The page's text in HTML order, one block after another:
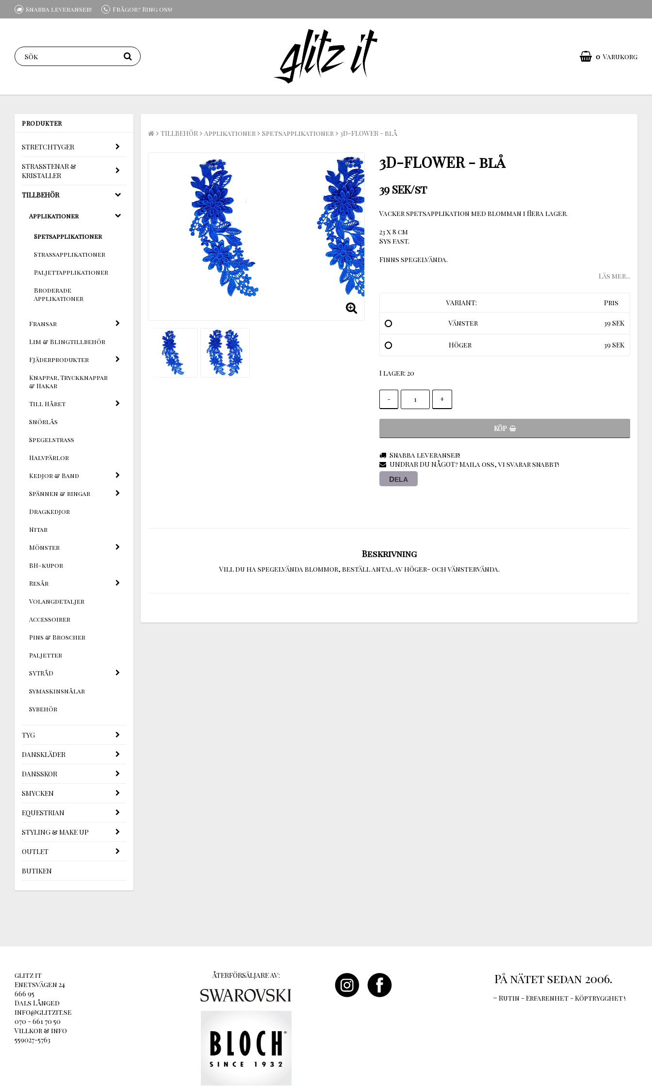
Snabba leveranser! Frågor? Ring oss!
0 Varukorg
PRODUKTER
STRETCHTYGER
STRASSTENAR &
KRISTALLER
TILLBEHÖR
Applikationer
Spetsapplikationer
Strassapplikationer
Paljettapplikationer
Broderade
Applikationer
Fransar
Lim & Blingtillbehör
Fjäderprodukter
Knappar, Tryckknappar
& Hakar
Till Håret
Snörlås
Spegelstrass
Halvpärlor
Kedjor & Band
Spännen & ringar
Dragkedjor
Nitar
Mönster
BH-kupor
Resår
Volangdetaljer
Accessoirer
Pins & Broscher
Paljetter
SYTRÅD
Symaskinsnålar
Sybehör
TYG
DANSKLÄDER
DANSSKOR
SMYCKEN
EQUESTRIAN
STYLING & MAKE UP
OUTLET
BUTIKEN
TILLBEHÖR Applikationer Spetsapplikationer 3D-FLOWER - blå
3D-FLOWER - blå
39 SEK/st
Vacker spetsapplikation med blomman i flera lager.
23 x 8 cm
Sys fast.
Finns spegelvända.
Läs mer...
VARIANT: Pris
Vänster 39 SEK
Höger 39 SEK
I lager: 20
- +
KÖP
Snabba leveranser!
UNDRAR DU NÅGOT? Maila oss, vi svarar snabbt!
DELA
Beskrivning
Vill du ha spegelvända blommor, beställ antal av höger- och vänstervända.
glitz it
Enetsvägen 24
666 95
Dals Långed
info@glitzit.se
070 - 661 70 50
Villkor & info
559027-5763
ÅTERFÖRSÄLJARE AV: På nätet sedan 2006.
= Rutin - Erfarenhet - Köptrygghet !